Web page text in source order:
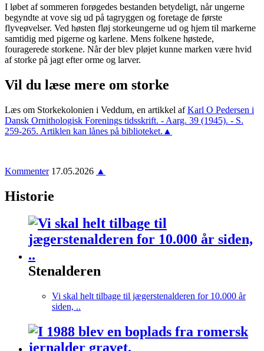
I løbet af sommeren forøgedes bestanden betydeligt, når ungerne
begyndte at vove sig ud på tagryggen og foretage de første
flyveøvelser. Ved høsten fløj storkeungerne ud og hjem til markerne
samtidig med pigerne og karlene. Mens folkene høstede,
fouragerede storkene. Når der blev pløjet kunne marken være hvid
af storke på jagt efter orme og larver.
Vil du læse mere om storke
Læs om Storkekolonien i Veddum, en artikkel afKarl O Pedersen i
Dansk Ornithologisk Forenings tidsskrift. - Aarg. 39 (1945). - S.
259-265. Artiklen kan lånes på biblioteket. ▲
Kommenter 17.05.2026 ▲
Historie
Stenalderen
Vi skal helt tilbage til jægerstenalderen for 10.000 år
siden, ..